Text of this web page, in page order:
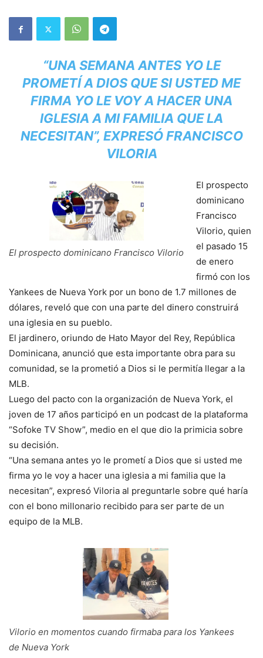
“UNA SEMANA ANTES YO LE
PROMETÍ A DIOS QUE SI USTED ME
FIRMA YO LE VOY A HACER UNA
IGLESIA A MI FAMILIA QUE LA
NECESITAN”, EXPRESÓ FRANCISCO
VILORIA
El prospecto dominicano Francisco Vilorio
El prospecto
dominicano
Francisco
Vilorio, quien
el pasado 15
de enero
firmó con los
Yankees de Nueva York por un bono de 1.7 millones de
dólares, reveló que con una parte del dinero construirá
una iglesia en su pueblo.
El jardinero, oriundo de Hato Mayor del Rey, República
Dominicana, anunció que esta importante obra para su
comunidad, se la prometió a Dios si le permitía llegar a la
MLB.
Luego del pacto con la organización de Nueva York, el
joven de 17 años participó en un podcast de la plataforma
“Sofoke TV Show”, medio en el que dio la primicia sobre
su decisión.
“Una semana antes yo le prometí a Dios que si usted me
firma yo le voy a hacer una iglesia a mi familia que la
necesitan”, expresó Viloria al preguntarle sobre qué haría
con el bono millonario recibido para ser parte de un
equipo de la MLB.
Vilorio en momentos cuando firmaba para los Yankees
de Nueva York